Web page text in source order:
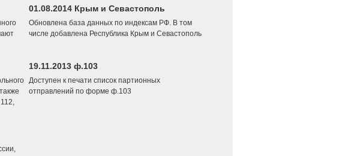
01.08.2014 Крым и Севастополь
Обновлена база данных по индексам РФ. В том
числе добавлена Республика Крым и Севастополь
19.11.2013 ф.103
Доступен к печати список партионных
отправлений по форме ф.103